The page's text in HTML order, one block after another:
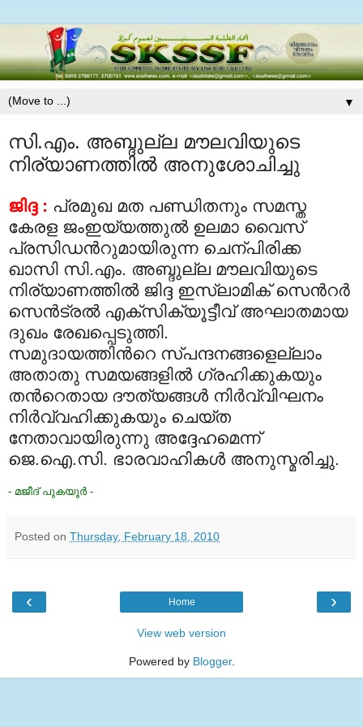
▼
സി.എം. അബ്ദുല്ല മൗലവിയുടെ
നിര്യാണത്തില്‍ അനുശോചിച്ചു
ജിദ്ദ : പ്രമുഖ മത പണ്ഡിതനും സമസ്ത
കേരള ജംഇയ്യത്തുല്‍ ഉലമാ വൈസ്
പ്രസിഡന്‍റുമായിരുന്ന ചെന്പിരിക്ക
ഖാസി സി.എം. അബ്ദുല്ല മൗലവിയുടെ
നിര്യാണത്തില്‍ ജിദ്ദ ഇസ്‍ലാമിക് സെന്‍റര്‍
സെന്‍ട്രല്‍ എക്സിക്യൂട്ടീവ് അഘാതമായ
ദുഖം രേഖപ്പെടുത്തി.
സമുദായത്തിന്‍റെ സ്പന്ദനങ്ങളെല്ലാം
അതാതു സമയങ്ങളില്‍ ഗ്രഹിക്കുകയും
തന്‍റെതായ ദൗത്യങ്ങള്‍ നിര്‍വ്വിഘനം
നിര്‍വ്വഹിക്കുകയും ചെയ്ത
നേതാവായിരുന്നു അദ്ദേഹമെന്ന്
ജെ.ഐ.സി. ഭാരവാഹികള്‍ അനുസ്മരിച്ചു.
- മജീദ് പുകയൂര്‍ -
Posted on Thursday, February 18, 2010
‹ ›
Home
View web version
Powered by Blogger.